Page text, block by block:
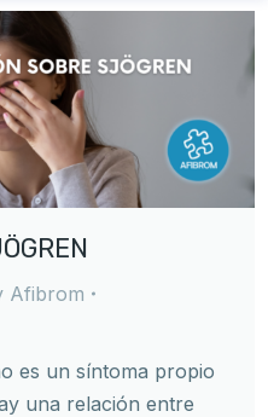
Afibrom
es un síntoma propio
una relación entre